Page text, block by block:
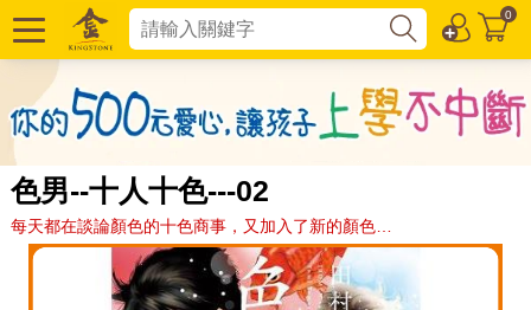
0
色男--十人十色---02
每天都在談論顏色的十色商事，又加入了新的顏色…